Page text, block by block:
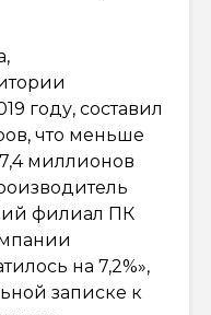
году, составил
что меньше
миллионов
филиал ПК
на 7,2%»,
записке к